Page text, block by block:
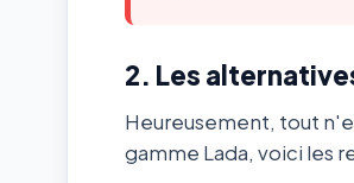
2. Les
Heureusement, tout
gamme Lada, voici les